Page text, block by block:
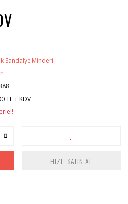
Sandalye Minderi
TL + KDV
HIZLI SATIN AL